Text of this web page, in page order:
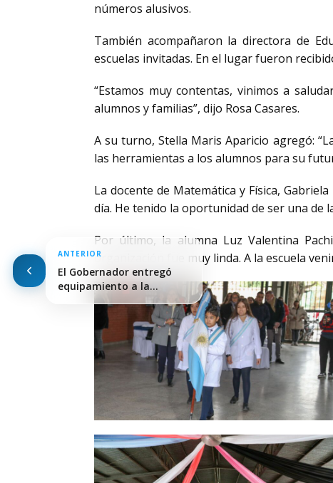
números alusivos.
También acompañaron la directora de
escuelas invitadas. En el lugar fueron
“Estamos muy contentas, vinimos a
alumnos y familias”, dijo Rosa Casares.
A su turno, Stella Maris Aparicio agregó:
las herramientas a los alumnos para su
La docente de Matemática y Física,
día. He tenido la oportunidad de ser una de
Por último, la alumna Luz Valentina
organización fue muy linda. A la escuela
ANTERIOR
El Gobernador entregó
equipamiento a la
escuela…